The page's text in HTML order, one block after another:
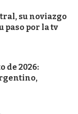
su noviazgo
paso por la tv
de 2026: